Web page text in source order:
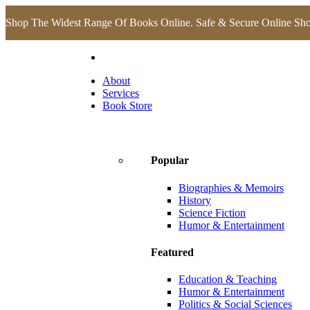
Shop The Widest Range Of Books Online. Safe & Secure Online
About
Services
Book Store
Popular
Biographies & Memoirs
History
Science Fiction
Humor & Entertainment
Featured
Education & Teaching
Humor & Entertainment
Politics & Social Sciences